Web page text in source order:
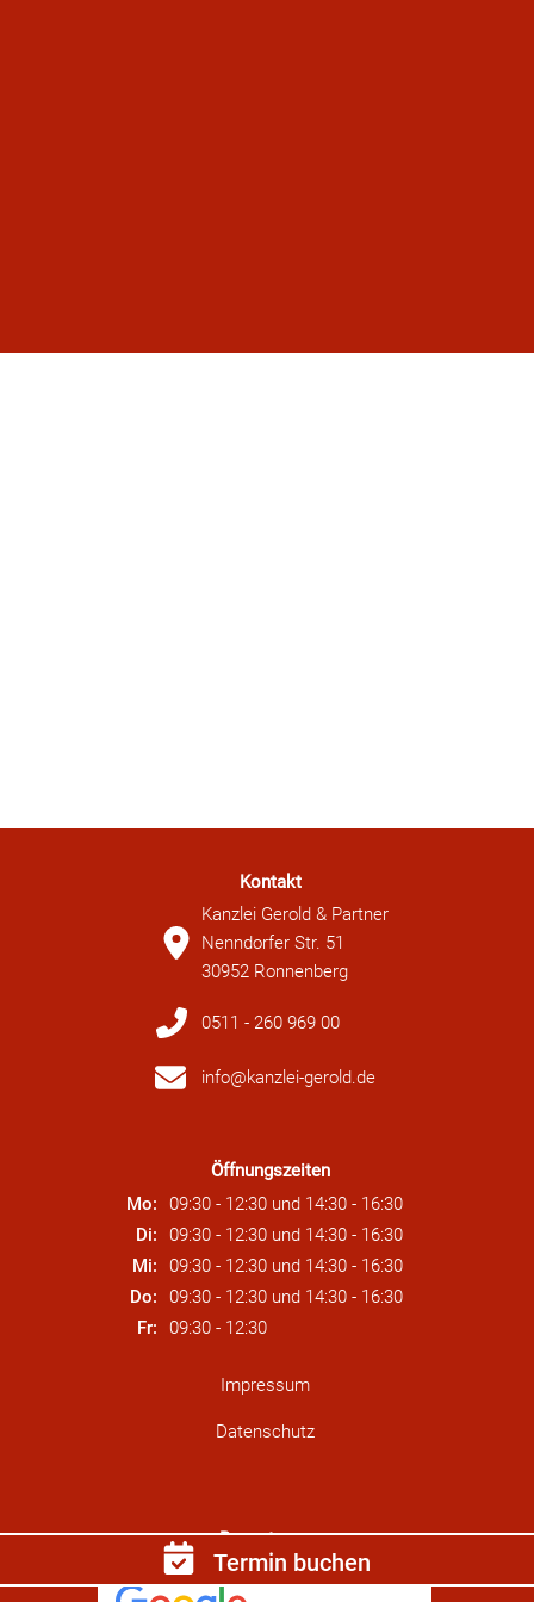
Termin buchen
Kontakt
Kanzlei Gerold & Partner
Nenndorfer Str. 51
30952 Ronnenberg
0511 - 260 969 00
info@kanzlei-gerold.de
Öffnungszeiten
Mo:
09:30 - 12:30 und 14:30 - 16:30
Di:
09:30 - 12:30 und 14:30 - 16:30
Mi:
09:30 - 12:30 und 14:30 - 16:30
Do:
09:30 - 12:30 und 14:30 - 16:30
Fr:
09:30 - 12:30
Impressum
Datenschutz
Bewertungen